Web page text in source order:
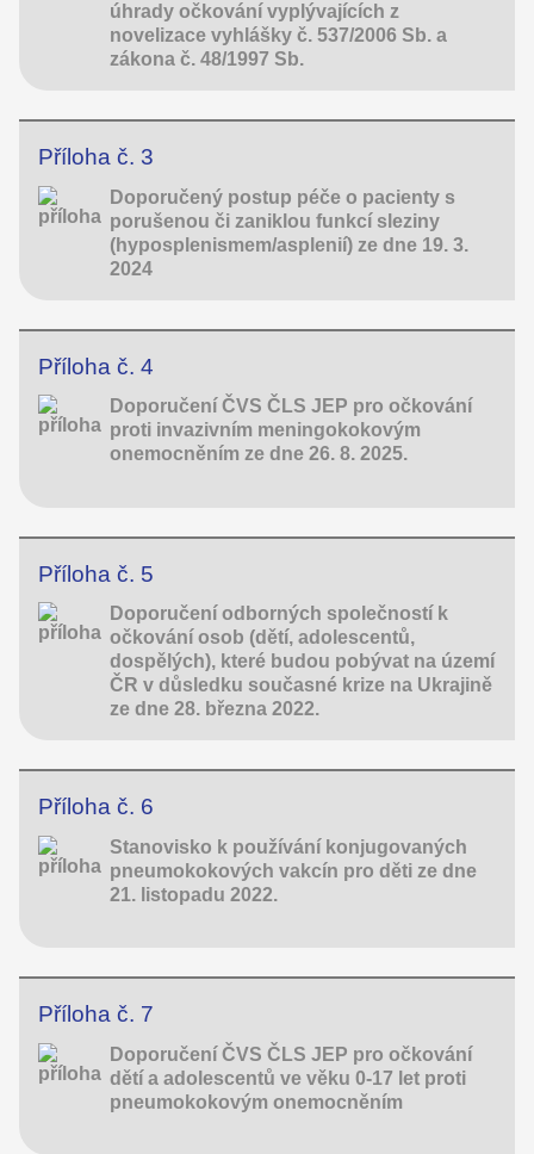
úhrady očkování vyplývajících z
novelizace vyhlášky č. 537/2006 Sb. a
zákona č. 48/1997 Sb.
Příloha č. 3
Doporučený postup péče o pacienty s
porušenou či zaniklou funkcí sleziny
(hyposplenismem/asplenií) ze dne 19. 3.
2024
Příloha č. 4
Doporučení ČVS ČLS JEP pro očkování
proti invazivním meningokokovým
onemocněním ze dne 26. 8. 2025.
Příloha č. 5
Doporučení odborných společností k
očkování osob (dětí, adolescentů,
dospělých), které budou pobývat na území
ČR v důsledku současné krize na Ukrajině
ze dne 28. března 2022.
Příloha č. 6
Stanovisko k používání konjugovaných
pneumokokových vakcín pro děti ze dne
21. listopadu 2022.
Příloha č. 7
Doporučení ČVS ČLS JEP pro očkování
dětí a adolescentů ve věku 0-17 let proti
pneumokokovým onemocněním